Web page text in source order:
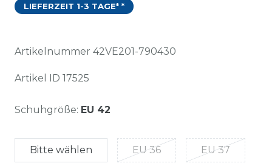
LIEFERZEIT 1-3 TAGE* *
Artikelnummer 42VE201-790430
Artikel ID 17525
Schuhgröße: EU 42
Bitte wählen EU 36 EU 37